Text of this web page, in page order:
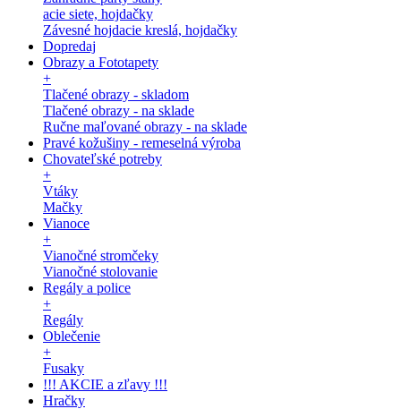
acie siete, hojdačky
Závesné hojdacie kreslá, hojdačky
Dopredaj
Obrazy a Fototapety
+
Tlačené obrazy - skladom
Tlačené obrazy - na sklade
Ručne maľované obrazy - na sklade
Pravé kožušiny - remeselná výroba
Chovateľské potreby
+
Vtáky
Mačky
Vianoce
+
Vianočné stromčeky
Vianočné stolovanie
Regály a police
+
Regály
Oblečenie
+
Fusaky
!!! AKCIE a zľavy !!!
Hračky